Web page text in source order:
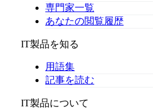
専門家一覧
あなたの閲覧履歴
IT製品を知る
用語集
記事を読む
IT製品について